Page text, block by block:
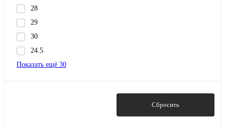
28
29
30
24.5
Показать ещё 30
Сбросить